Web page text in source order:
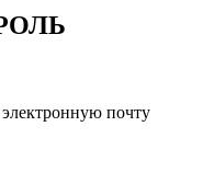
почту